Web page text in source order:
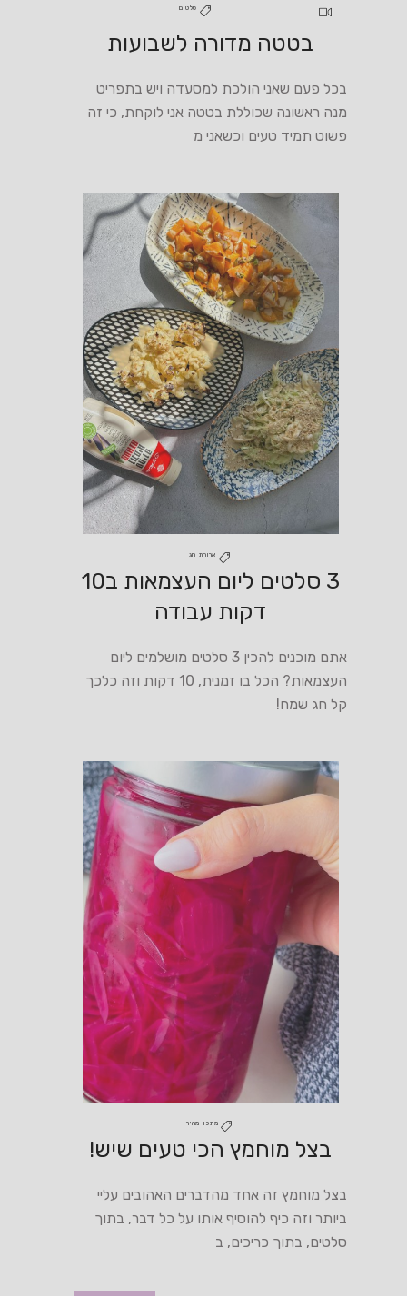
סלטים
בטטה מדורה לשבועות
בכל פעם שאני הולכת למסעדה ויש בתפריט
מנה ראשונה שכוללת בטטה אני לוקחת, כי זה
פשוט תמיד טעים וכשאני מ
ארוחת חג
3 סלטים ליום העצמאות ב10
דקות עבודה
אתם מוכנים להכין 3 סלטים מושלמים ליום
העצמאות? הכל בו זמנית, 10 דקות וזה כלכך
קל חג שמח!
מתכון מהיר
בצל מוחמץ הכי טעים שיש!
בצל מוחמץ זה אחד מהדברים האהובים עליי
ביותר וזה כיף להוסיף אותו על כל דבר, בתוך
סלטים, בתוך כריכים, ב